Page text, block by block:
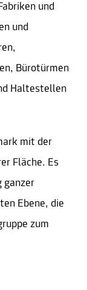
und
und
Bürotürmen
Haltestellen
mit der
Fläche. Es
ganzer
Ebene, die
zum